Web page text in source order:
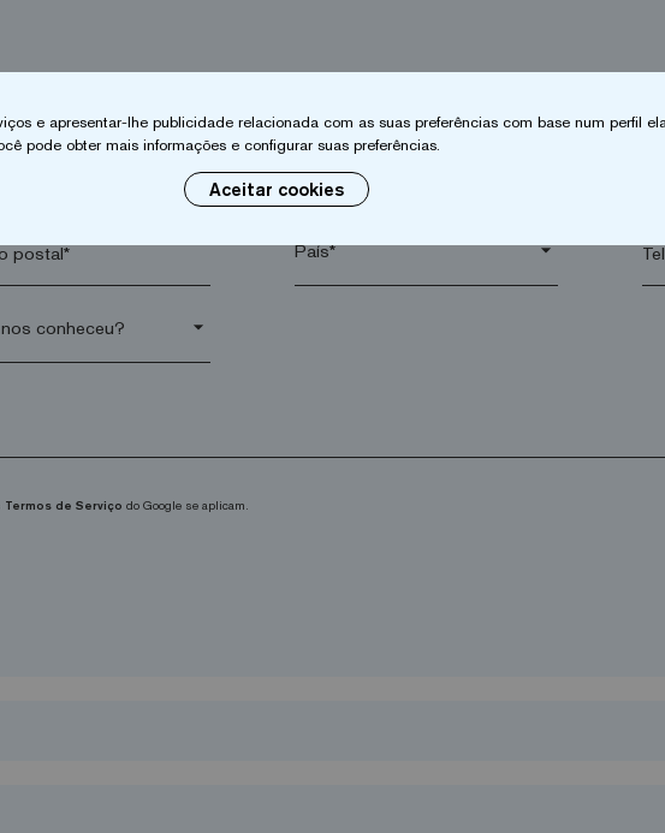
Empresa*
postal* arrow_drop_down
arrow_drop_down
Termos de Serviço do Google se aplicam.
e apresentar-lhe publicidade relacionada com as suas preferências com base num perfil
pode obter mais informações e configurar suas preferências.
Aceitar cookies